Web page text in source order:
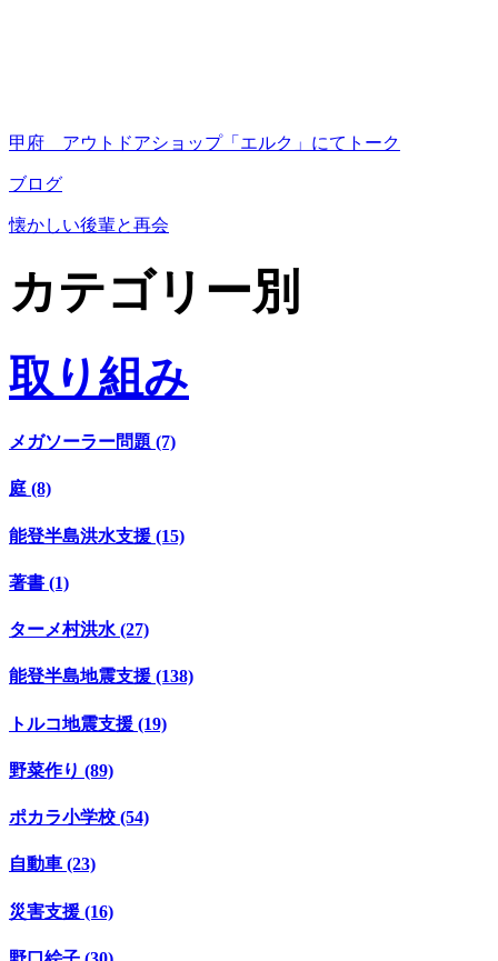
甲府 アウトドアショップ「エルク」にてトーク
ブログ
懐かしい後輩と再会
カテゴリー別
取り組み
メガソーラー問題 (7)
庭 (8)
能登半島洪水支援 (15)
著書 (1)
ターメ村洪水 (27)
能登半島地震支援 (138)
トルコ地震支援 (19)
野菜作り (89)
ポカラ小学校 (54)
自動車 (23)
災害支援 (16)